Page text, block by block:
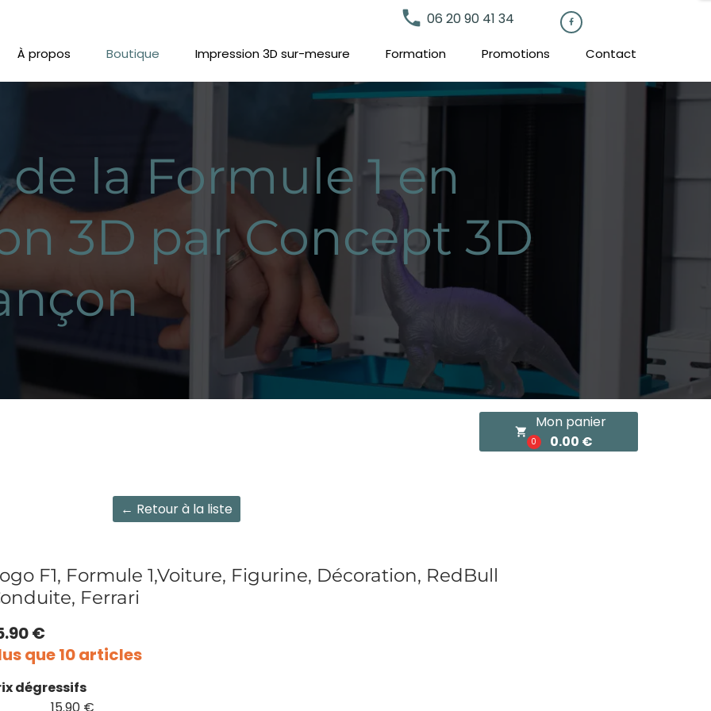
À propos Boutique Impression 3D sur-mesure Formation Promotions Contact
local_phone 06 20 90 41 34 
la Formule 1 en
3D par Concept 3D
local_grocery_store
0
Mon panier
0.00 €
← Retour à la liste
F1, Formule 1,Voiture, Figurine, Décoration, RedBull
Ferrari
€
que 10 articles
dégressifs